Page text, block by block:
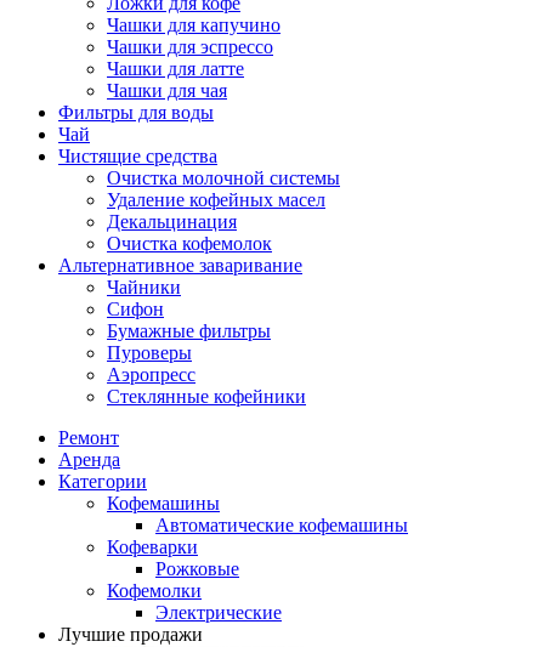
Чашки для капучино
Чашки для эспрессо
Чашки для латте
Чашки для чая
Фильтры для воды
Чай
Чистящие средства
Очистка молочной системы
Удаление кофейных масел
Декальцинация
Очистка кофемолок
Альтернативное заваривание
Чайники
Сифон
Бумажные фильтры
Пуроверы
Аэропресс
Стеклянные кофейники
Ремонт
Аренда
Категории
Кофемашины
Автоматические кофемашины
Кофеварки
Рожковые
Кофемолки
Электрические
Лучшие продажи